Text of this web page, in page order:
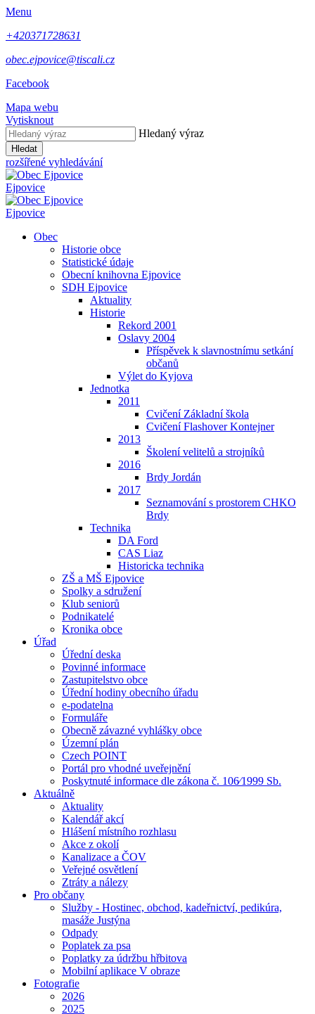
Menu
+420371728631
obec.ejpovice@tiscali.cz
Facebook
Mapa webu
Vytisknout
Hledaný výraz
Hledat
rozšířené vyhledávání
Ejpovice
Ejpovice
Obec
Historie obce
Statistické údaje
Obecní knihovna Ejpovice
SDH Ejpovice
Aktuality
Historie
Rekord 2001
Oslavy 2004
Příspěvek k slavnostnímu setkání
občanů
Výlet do Kyjova
Jednotka
2011
Cvičení Základní škola
Cvičení Flashover Kontejner
2013
Školení velitelů a strojníků
2016
Brdy Jordán
2017
Seznamování s prostorem CHKO
Brdy
Technika
DA Ford
CAS Liaz
Historicka technika
ZŠ a MŠ Ejpovice
Spolky a sdružení
Klub seniorů
Podnikatelé
Kronika obce
Úřad
Úřední deska
Povinné informace
Zastupitelstvo obce
Úřední hodiny obecního úřadu
e-podatelna
Formuláře
Obecně závazné vyhlášky obce
Územní plán
Czech POINT
Portál pro vhodné uveřejnění
Poskytnuté informace dle zákona č. 106⁄1999 Sb.
Aktuálně
Aktuality
Kalendář akcí
Hlášení místního rozhlasu
Akce z okolí
Kanalizace a ČOV
Veřejné osvětlení
Ztráty a nálezy
Pro občany
Služby - Hostinec, obchod, kadeřnictví, pedikúra,
masáže Justýna
Odpady
Poplatek za psa
Poplatky za údržbu hřbitova
Mobilní aplikace V obraze
Fotografie
2026
2025